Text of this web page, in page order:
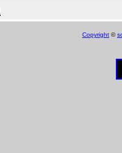
Copyright ©